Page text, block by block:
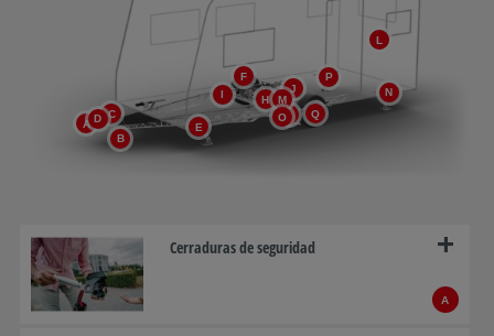
A
B
C
D
E
F
G
H
I J
L
M
N
O
P
Q
Cerraduras de seguridad
A